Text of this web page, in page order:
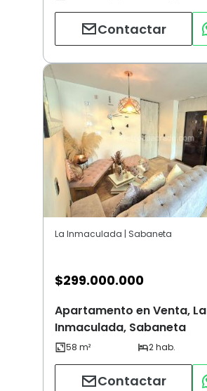
Contactar
La Inmaculada | Sabaneta
$299.000.000
Apartamento en Venta, La
Inmaculada, Sabaneta
Contactar